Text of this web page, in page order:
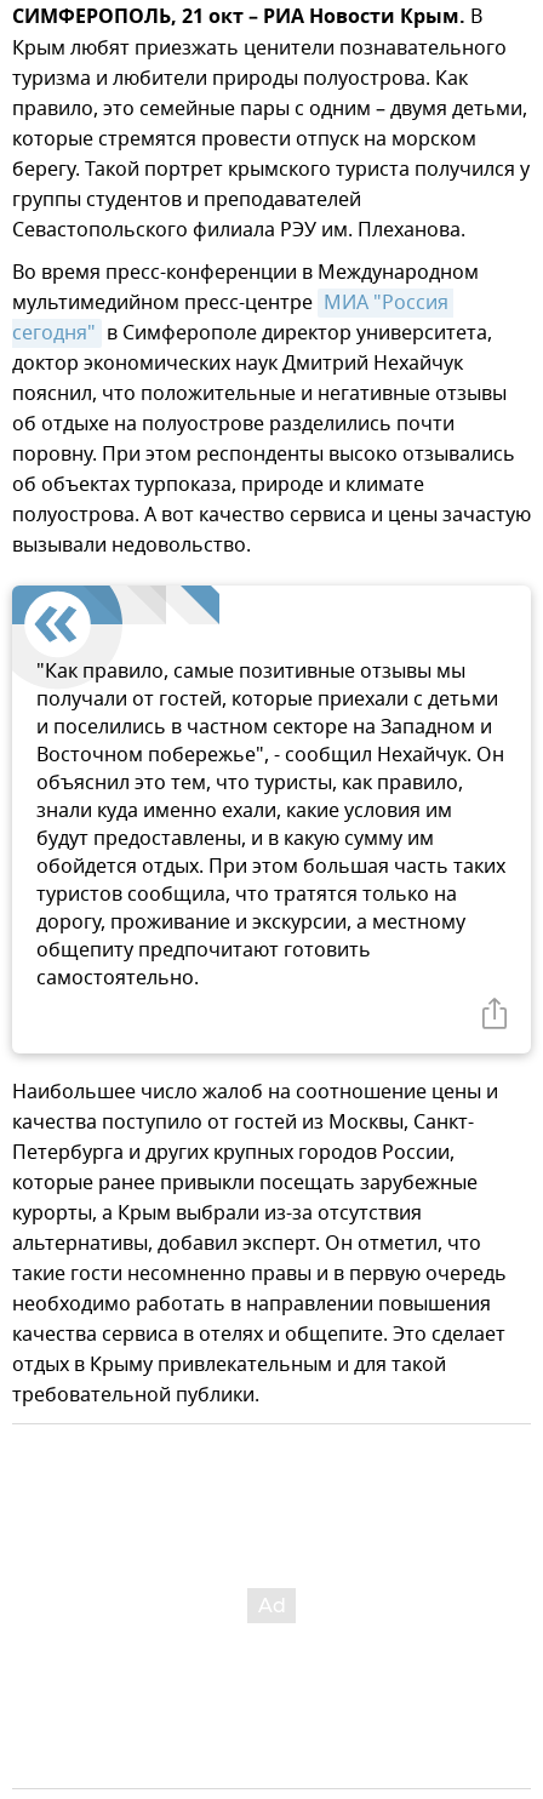
СИМФЕРОПОЛЬ, 21 окт – РИА Новости Крым. В
Крым любят приезжать ценители познавательного
туризма и любители природы полуострова. Как
правило, это семейные пары с одним – двумя детьми,
которые стремятся провести отпуск на морском
берегу. Такой портрет крымского туриста получился у
группы студентов и преподавателей
Севастопольского филиала РЭУ им. Плеханова.
Во время пресс-конференции в Международном
мультимедийном пресс-центре МИА "Россия
сегодня" в Симферополе директор университета,
доктор экономических наук Дмитрий Нехайчук
пояснил, что положительные и негативные отзывы
об отдыхе на полуострове разделились почти
поровну. При этом респонденты высоко отзывались
об объектах турпоказа, природе и климате
полуострова. А вот качество сервиса и цены зачастую
вызывали недовольство.
"Как правило, самые позитивные отзывы мы
получали от гостей, которые приехали с детьми
и поселились в частном секторе на Западном и
Восточном побережье", - сообщил Нехайчук. Он
объяснил это тем, что туристы, как правило,
знали куда именно ехали, какие условия им
будут предоставлены, и в какую сумму им
обойдется отдых. При этом большая часть таких
туристов сообщила, что тратятся только на
дорогу, проживание и экскурсии, а местному
общепиту предпочитают готовить
самостоятельно.
Наибольшее число жалоб на соотношение цены и
качества поступило от гостей из Москвы, Санкт-
Петербурга и других крупных городов России,
которые ранее привыкли посещать зарубежные
курорты, а Крым выбрали из-за отсутствия
альтернативы, добавил эксперт. Он отметил, что
такие гости несомненно правы и в первую очередь
необходимо работать в направлении повышения
качества сервиса в отелях и общепите. Это сделает
отдых в Крыму привлекательным и для такой
требовательной публики.